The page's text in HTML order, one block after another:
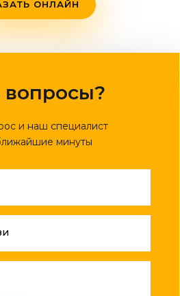
ОНЛАЙН
вопросы?
и наш специалист
минуты